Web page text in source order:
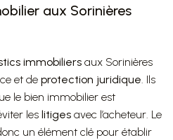
aux Sorinières
immobiliers aux Sorinières
et de protection juridique. Ils
le bien immobilier est
les litiges avec l’acheteur. Le
un élément clé pour établir